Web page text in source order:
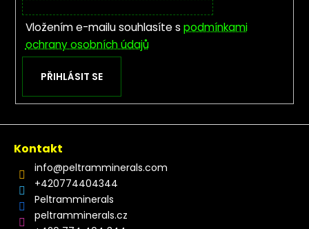
Vložením e-mailu souhlasíte s podmínkami
ochrany osobních údajů
PŘIHLÁSIT SE
Kontakt
info@peltramminerals.com
+420774404344
Peltramminerals
peltramminerals.cz